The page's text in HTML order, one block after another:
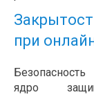
при
ядро